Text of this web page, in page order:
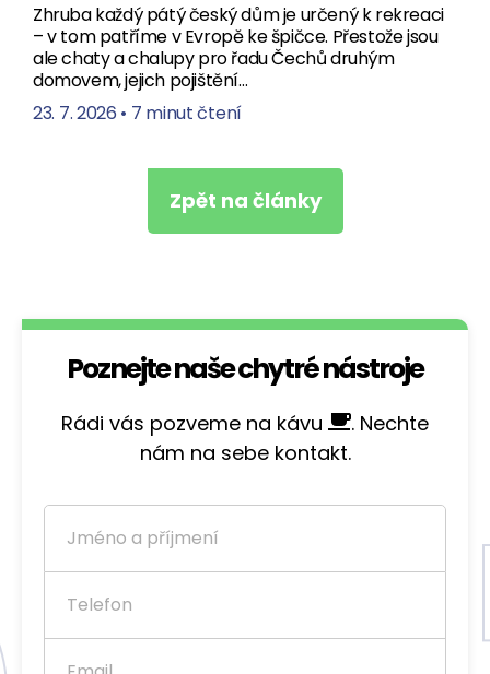
Zhruba každý pátý český dům je určený k rekreaci
– v tom patříme v Evropě ke špičce. Přestože jsou
ale chaty a chalupy pro řadu Čechů druhým
domovem, jejich pojištění…
23. 7. 2026 • 7 minut čtení
Zpět na články
Poznejte naše chytré nástroje
Rádi vás pozveme na kávu
. Nechte
nám na sebe kontakt.